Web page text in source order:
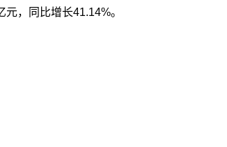
，同比增长41.14%。